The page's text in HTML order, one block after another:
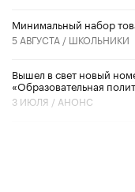
Минимальный набор
5 АВГУСТА / ШКОЛЬНИКИ
Вышел в свет новый
«Образовательная
3 ИЮЛЯ / АНОНС